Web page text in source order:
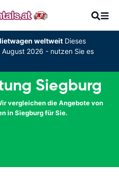
weltweitDieses
2026 - nutzen Sie es
Siegburg
vergleichen die Angebote von
in Siegburg für Sie.